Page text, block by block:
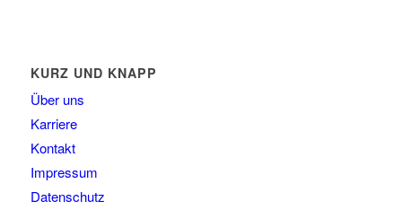
KURZ UND KNAPP
Über uns
Karriere
Kontakt
Impressum
Datenschutz